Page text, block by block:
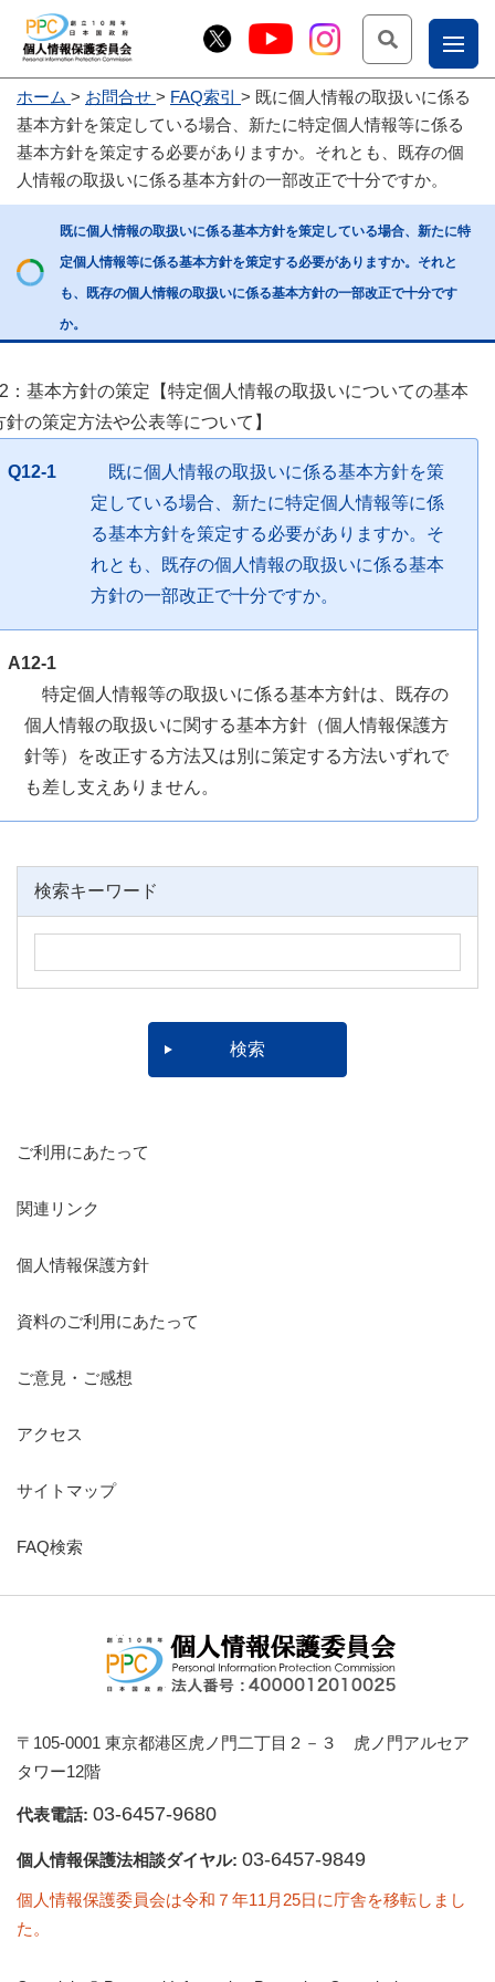
お
問
せ
こー
じょ
ー部
ホーム お問合せ FAQ索引
既に個人情報の取扱いに係る
基本方針を策定している場合、新たに特定個人情報等に係る
基本方針を策定する必要がありますか。それとも、既存の個
人情報の取扱いに係る基本方針の一部改正で十分ですか。
既に個人情報の取扱いに係る基本方針を策定している場合、新たに特
定個人情報等に係る基本方針を策定する必要がありますか。それと
も、既存の個人情報の取扱いに係る基本方針の一部改正で十分です
か。
：基本方針の策定【特定個人情報の取扱いについての基本
針の策定方法や公表等について】
Q12-1
既に個人情報の取扱いに係る基本方針を策
定している場合、新たに特定個人情報等に係
る基本方針を策定する必要がありますか。そ
れとも、既存の個人情報の取扱いに係る基本
方針の一部改正で十分ですか。
A12-1
特定個人情報等の取扱いに係る基本方針は、既存の
個人情報の取扱いに関する基本方針（個人情報保護方
針等）を改正する方法又は別に策定する方法いずれで
も差し支えありません。
検索キーワード
ご利用にあたって
関連リンク
個人情報保護方針
資料のご利用にあたって
ご意見・ご感想
アクセス
サイトマップ
FAQ検索
〒105-0001 東京都港区虎ノ門二丁目２－３ 虎ノ門アルセア
タワー12階
代表電話: 03-6457-9680
個人情報保護法相談ダイヤル: 03-6457-9849
個人情報保護委員会は令和７年11月25日に庁舎を移転しまし
た。